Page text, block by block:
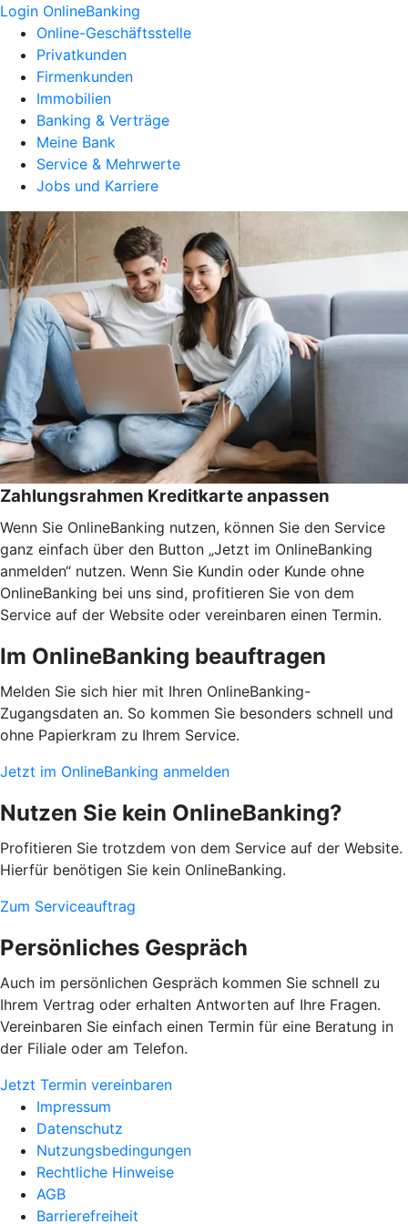
Login OnlineBanking
Online-Geschäftsstelle
Privatkunden
Firmenkunden
Immobilien
Banking & Verträge
Meine Bank
Service & Mehrwerte
Jobs und Karriere
Zahlungsrahmen Kreditkarte anpassen
Wenn Sie OnlineBanking nutzen, können Sie den Service
ganz einfach über den Button „Jetzt im OnlineBanking
anmelden“ nutzen. Wenn Sie Kundin oder Kunde ohne
OnlineBanking bei uns sind, profitieren Sie von dem
Service auf der Website oder vereinbaren einen Termin.
Im OnlineBanking beauftragen
Melden Sie sich hier mit Ihren OnlineBanking-
Zugangsdaten an. So kommen Sie besonders schnell und
ohne Papierkram zu Ihrem Service.
Jetzt im OnlineBanking anmelden
Nutzen Sie kein OnlineBanking?
Profitieren Sie trotzdem von dem Service auf der Website.
Hierfür benötigen Sie kein OnlineBanking.
Zum Serviceauftrag
Persönliches Gespräch
Auch im persönlichen Gespräch kommen Sie schnell zu
Ihrem Vertrag oder erhalten Antworten auf Ihre Fragen.
Vereinbaren Sie einfach einen Termin für eine Beratung in
der Filiale oder am Telefon.
Jetzt Termin vereinbaren
Impressum
Datenschutz
Nutzungsbedingungen
Rechtliche Hinweise
AGB
Barrierefreiheit